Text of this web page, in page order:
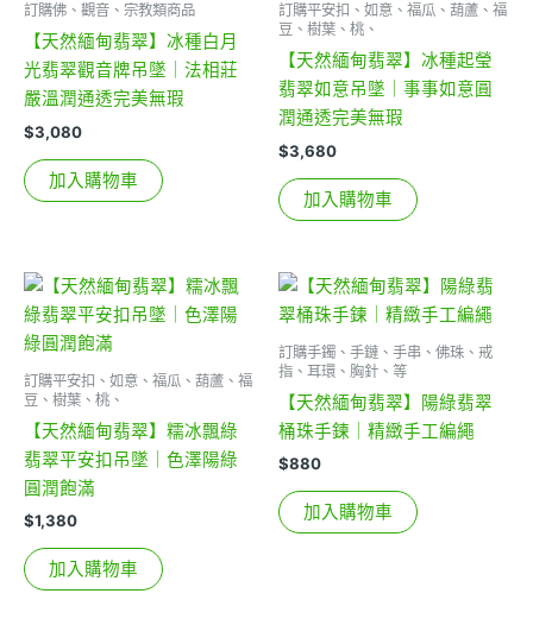
訂購佛、觀音、宗教類商品
【天然緬甸翡翠】冰種白月
光翡翠觀音牌吊墜｜法相莊
嚴溫潤通透完美無瑕
$3,080
加入購物車
訂購平安扣、如意、福瓜、葫蘆、福
豆、樹葉、桃、
【天然緬甸翡翠】冰種起瑩
翡翠如意吊墜｜事事如意圓
潤通透完美無瑕
$3,680
加入購物車
訂購平安扣、如意、福瓜、葫蘆、福
豆、樹葉、桃、
【天然緬甸翡翠】糯冰飄綠
翡翠平安扣吊墜｜色澤陽綠
圓潤飽滿
$1,380
加入購物車
訂購手鐲、手鏈、手串、佛珠、戒
指、耳環、胸針、等
【天然緬甸翡翠】陽綠翡翠
桶珠手鍊｜精緻手工編繩
$880
加入購物車